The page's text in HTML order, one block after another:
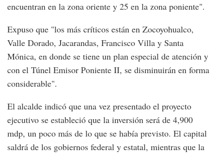
encuentran en la zona oriente y 25 en la zona poniente".
Expuso que "los más críticos están en Zocoyohualco,
Valle Dorado, Jacarandas, Francisco Villa y Santa
Mónica, en donde se tiene un plan especial de atención y
con el Túnel Emisor Poniente II, se disminuirán en forma
considerable".
El alcalde indicó que una vez presentado el proyecto
ejecutivo se estableció que la inversión será de 4,900
mdp, un poco más de lo que se había previsto. El capital
saldrá de los gobiernos federal y estatal, mientras que la